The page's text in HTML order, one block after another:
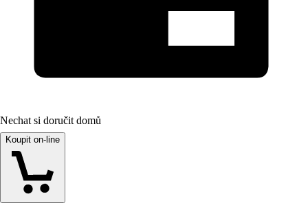
Nechat si doručit domů
Koupit on-line